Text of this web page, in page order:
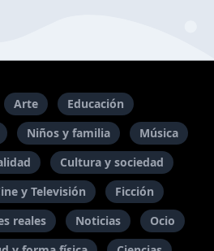
Arte
Educación
Niños y familia
Música
Cultura y sociedad
y Televisión
Ficción
reales Noticias
Ocio